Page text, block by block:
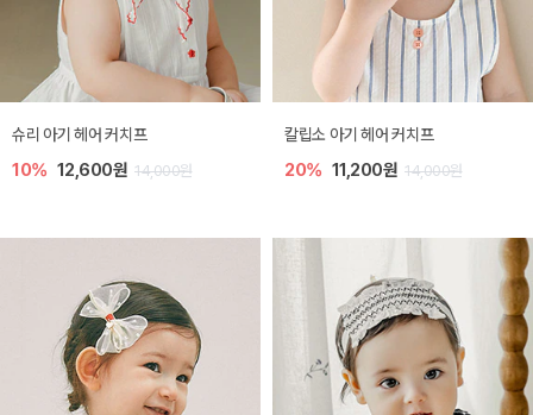
슈리 아기 헤어 커치프
10% 12,600원 14,000원
칼립소 아기 헤어 커치프
20% 11,200원 14,000원